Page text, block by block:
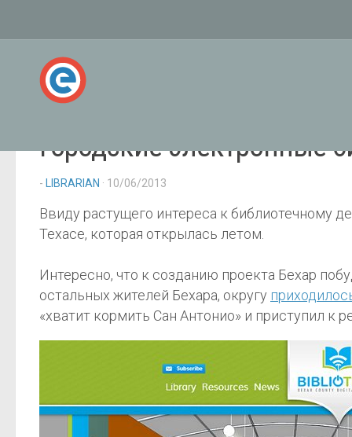
Городские электронные
- LIBRARIAN · 10/06/2013
Ввиду растущего интереса к библиотечному
Техасе, которая открылась летом.
Интересно, что к созданию проекта Бехар
остальных жителей Бехара, округу
«хватит кормить Сан Антонио» и приступил к